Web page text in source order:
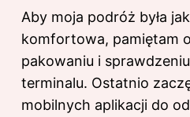
Aby moja podróż była
komfortowa, pamiętam
pakowaniu i
terminalu. Ostatnio
mobilnych aplikacji do